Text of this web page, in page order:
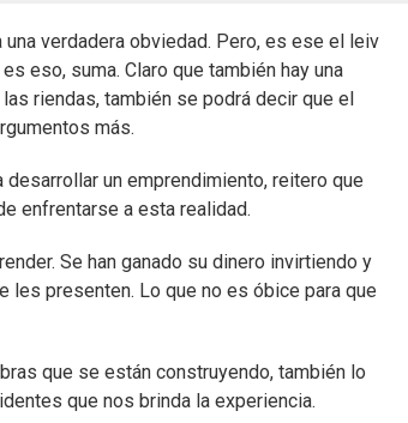
verdadera obviedad. Pero, es ese el leiv
eso, suma. Claro que también hay una
riendas, también se podrá decir que el
más.
un emprendimiento, reitero que
enfrentarse a esta realidad.
Se han ganado su dinero invirtiendo y
les presenten. Lo que no es óbice para que
que se están construyendo, también lo
que nos brinda la experiencia.